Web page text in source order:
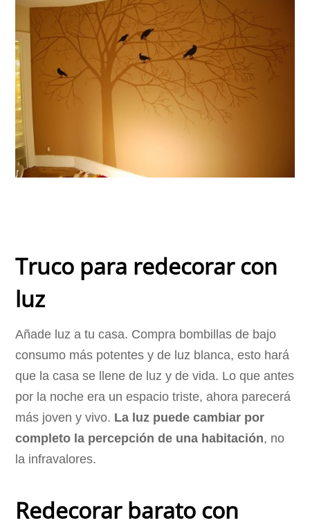
Truco para redecorar con
luz
Añade luz a tu casa. Compra bombillas de bajo
consumo más potentes y de luz blanca, esto hará
que la casa se llene de luz y de vida. Lo que antes
por la noche era un espacio triste, ahora parecerá
más joven y vivo. La luz puede cambiar por
completo la percepción de una habitación, no
la infravalores.
Redecorar barato con